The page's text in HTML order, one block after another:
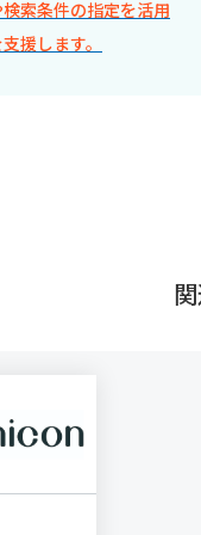
索条件の指定を活用
援します。